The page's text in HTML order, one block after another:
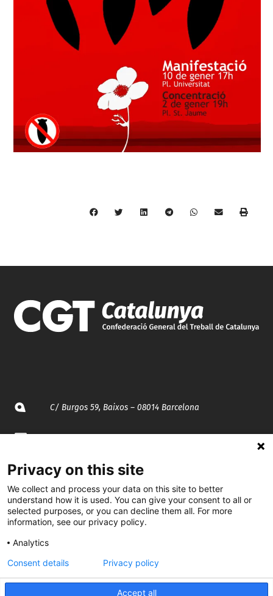
C/ Burgos 59, Baixos – 08014 Barcelona
935 120 481
@CGTCatalunya
cgtcatalunya
cgtcatalunya
Privacy on this site
We collect and process your data on this site to better
understand how it is used. You can give your consent to all or
selected purposes, or you can decline them all. For more
information, see our privacy policy.
Analytics
Accept all
Consent details Privacy policy